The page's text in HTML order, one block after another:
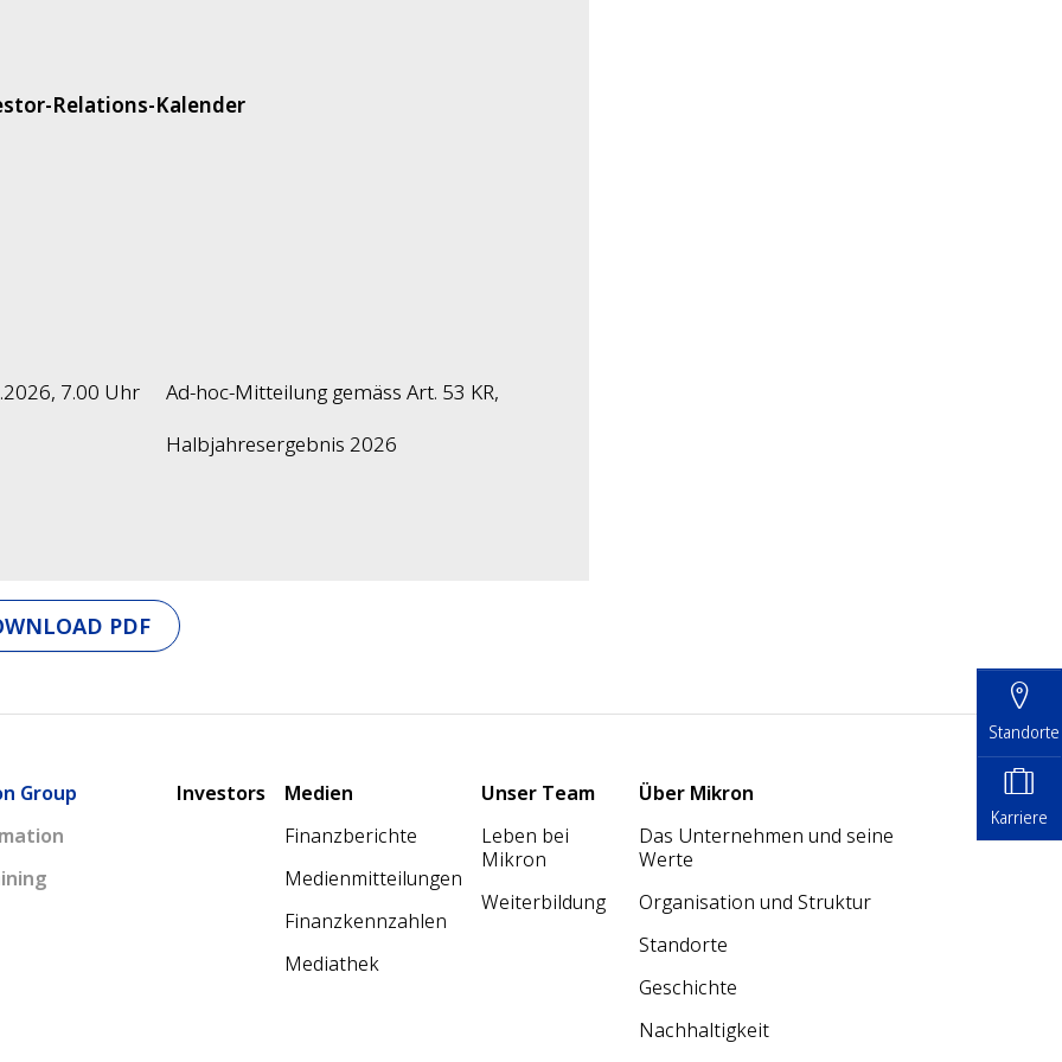
Relations-Kalender
7.00 Uhr
Ad-hoc-Mitteilung gemäss Art. 53 KR,
Halbjahresergebnis 2026
PDF
Standorte
Karriere
Group
Main navigation
Investors
Medien
Finanzberichte
Medienmitteilungen
Finanzkennzahlen
Mediathek
Unser Team
Leben bei
Mikron
Weiterbildung
Über Mikron
Das Unternehmen und seine
Werte
Organisation und Struktur
Standorte
Geschichte
Nachhaltigkeit